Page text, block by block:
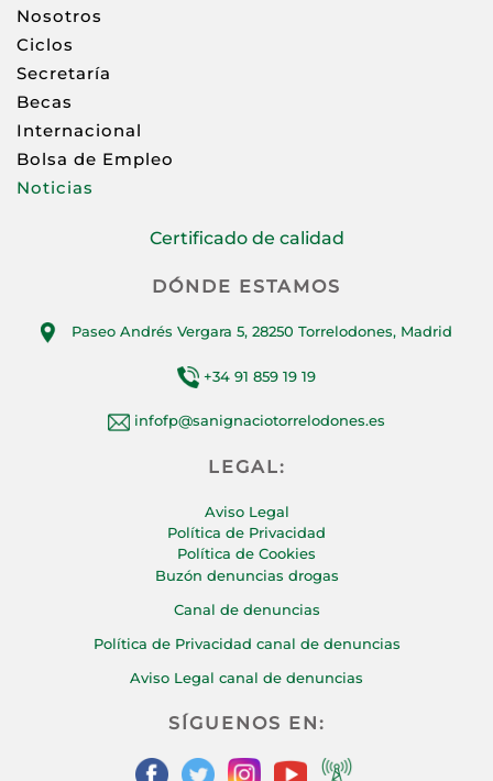
Nosotros
Ciclos
Secretaría
Becas
Internacional
Bolsa de Empleo
Noticias
Certificado de calidad
DÓNDE ESTAMOS
Paseo Andrés Vergara 5, 28250 Torrelodones, Madrid
+34 91 859 19 19
infofp@sanignaciotorrelodones.es
LEGAL:
Aviso Legal
Política de Privacidad
Política de Cookies
Buzón denuncias drogas
Canal de denuncias
Política de Privacidad canal de denuncias
Aviso Legal canal de denuncias
SÍGUENOS EN: